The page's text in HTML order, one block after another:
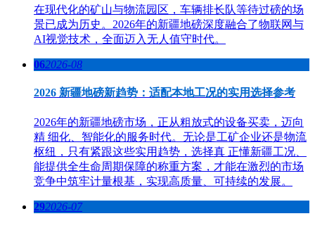
在现代化的矿山与物流园区，车辆排长队等待过磅的场
景已成为历史。2026年的新疆地磅深度融合了物联网与
AI视觉技术，全面迈入无人值守时代。
062026-08
2026 新疆地磅新趋势：适配本地工况的实用选择参考
2026年的新疆地磅市场，正从粗放式的设备买卖，迈向
精 细化、智能化的服务时代。无论是工矿企业还是物流
枢纽，只有紧跟这些实用趋势，选择真 正懂新疆工况、
能提供全生命周期保障的称重方案，才能在激烈的市场
竞争中筑牢计量根基，实现高质量、可持续的发展。
292026-07